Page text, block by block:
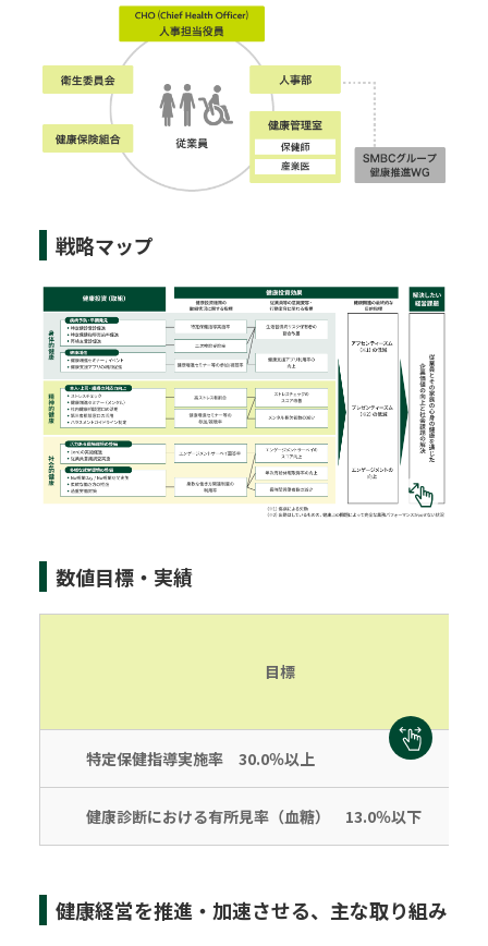
戦略マップ
数値目標・実績
目標
特定保健指導実施率 30.0％以上
健康診断における有所見率（血糖） 13.0％以下
健康経営を推進・加速させる、主な取り組み